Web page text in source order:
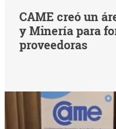
CAME creó un
y Minería para
proveedoras